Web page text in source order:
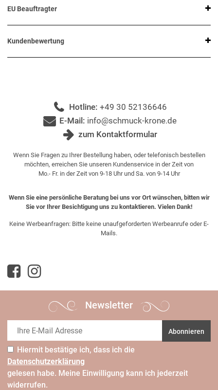
EU Beauftragter
Kundenbewertung
Hotline: +49 30 52136646
E-Mail: info@schmuck-krone.de
zum Kontaktformular
Wenn Sie Fragen zu Ihrer Bestellung haben, oder telefonisch bestellen
möchten, erreichen Sie unseren Kundenservice in der Zeit von
Mo.- Fr. in der Zeit von 9-18 Uhr und Sa. von 9-14 Uhr
Wenn Sie eine persönliche Beratung bei uns vor Ort wünschen, bitten wir
Sie vor Ihrer Besichtigung uns zu kontaktieren. Vielen Dank!
Keine Werbeanfragen: Bitte keine unaufgeforderten Werbeanrufe oder E-
Mails.
Newsletter
Abonnieren
Hiermit bestätige ich, dass ich die
Daten­schutz­erklärung
gelesen habe. Meine Einwilligung kann ich jederzeit
widerrufen.